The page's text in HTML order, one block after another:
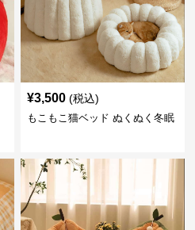
¥3,500 (税込)
もこもこ猫ベッド ぬくぬく冬眠